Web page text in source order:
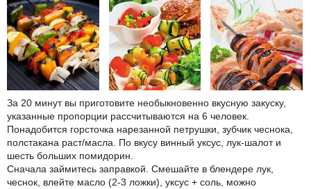
За 20 минут вы приготовите необыкновенно вкусную закуску,
указанные пропорции рассчитываются на 6 человек.
Понадобится горсточка нарезанной петрушки, зубчик чеснока,
полстакана раст/масла. По вкусу винный уксус, лук-шалот и
шесть больших помидорин.
Сначала займитесь заправкой. Смешайте в блендере лук,
чеснок, влейте масло (2-3 ложки), уксус + соль, можно